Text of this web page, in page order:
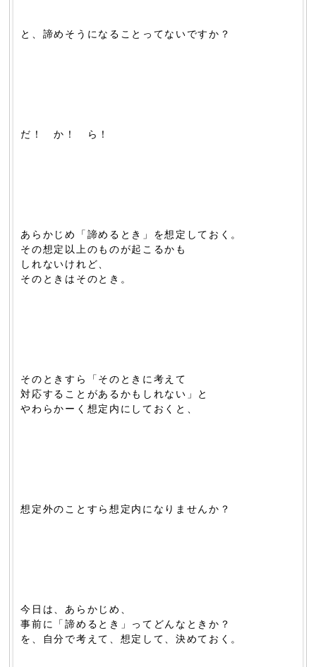
と、諦めそうになることってないですか？
だ！ か！ ら！
あらかじめ「諦めるとき」を想定しておく。
その想定以上のものが起こるかも
しれないけれど、
そのときはそのとき。
そのときすら「そのときに考えて
対応することがあるかもしれない」と
やわらかーく想定内にしておくと、
想定外のことすら想定内になりませんか？
今日は、あらかじめ、
事前に「諦めるとき」ってどんなときか？
を、自分で考えて、想定して、決めておく。